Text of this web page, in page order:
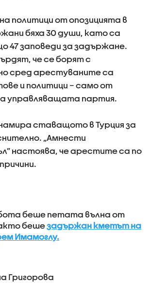
политици от опозицията в
бяха 30 души, като са
47 заповеди за задържане.
че се борят с
сред арестуваните са
и политици – само от
управляващата партия.
ставащото в Турция за
„Амнести
настоява, че арестите са по
беше петата вълна от
бешезадържан кметът на
Имамоглу.
Григорова